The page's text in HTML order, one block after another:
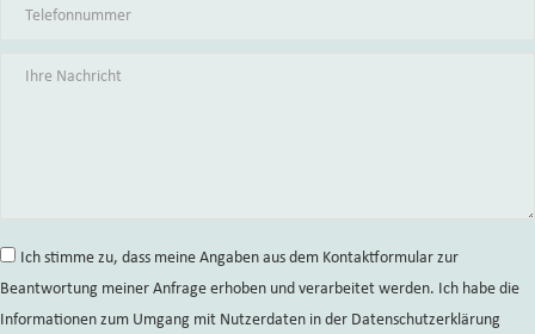
Ich stimme zu, dass meine Angaben aus dem Kontaktformular zur
Beantwortung meiner Anfrage erhoben und verarbeitet werden. Ich habe die
Informationen zum Umgang mit Nutzerdaten in der Datenschutzerklärung